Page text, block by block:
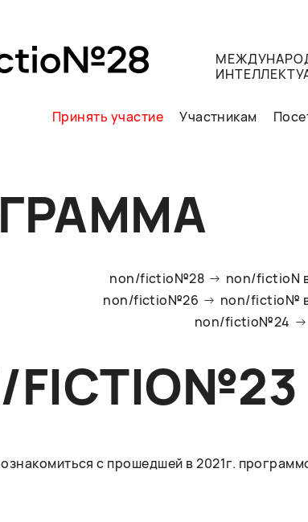
Принять участие Участникам
non/fictio№28 non/fictioN
non/fictio№26
non/fictio№
non/fictio№24
FICTIO№23
с прошедшей в 2021г.